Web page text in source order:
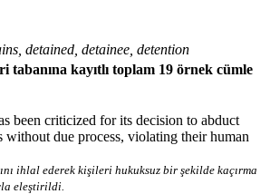
detained, detainee, detention
tabanına kayıtlı toplam 19 örnek cümle
been criticized for its decision to abduct
without due process, violating their human
ihlal ederek kişileri hukuksuz bir şekilde kaçırma
eleştirildi.